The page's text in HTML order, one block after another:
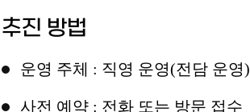
추진 방법
운영 주체 : 직영 운영(전담 운영)
사전 예약 : 전화 또는 방문 접수